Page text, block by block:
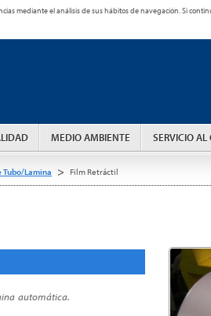
mediante el análisis de sus hábitos de navegación. Si
MEDIO AMBIENTE SERVICIO AL
Tubo/Lamina > Film Retráctil
automática.